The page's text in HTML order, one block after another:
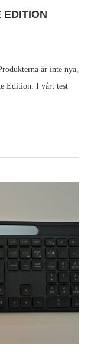
EDITION
är inte nya,
Edition. I vårt test